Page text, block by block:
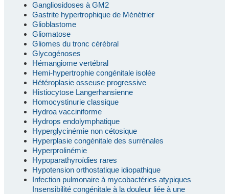
Gangliosidoses à GM2
Gastrite hypertrophique de Ménétrier
Glioblastome
Gliomatose
Gliomes du tronc cérébral
Glycogénoses
Hémangiome vertébral
Hemi-hypertrophie congénitale isolée
Hétéroplasie osseuse progressive
Histiocytose Langerhansienne
Homocystinurie classique
Hydroa vacciniforme
Hydrops endolymphatique
Hyperglycinémie non cétosique
Hyperplasie congénitale des surrénales
Hyperprolinémie
Hypoparathyroïdies rares
Hypotension orthostatique idiopathique
Infection pulmonaire à mycobactéries atypiques
Insensibilité congénitale à la douleur liée à une